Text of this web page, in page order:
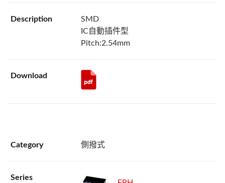
SMD
IC自動插件型
Pitch:2.54mm
側撥式